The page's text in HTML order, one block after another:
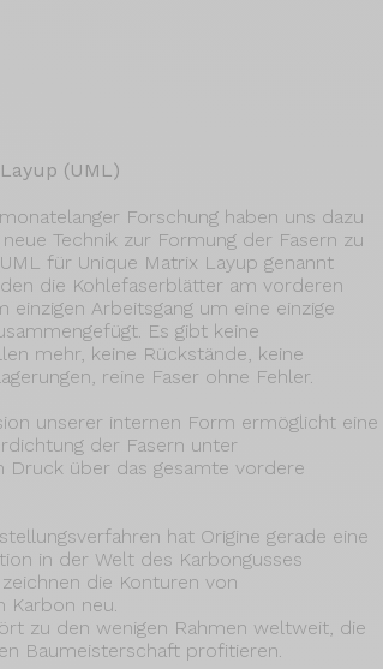
(UML)
Forschung haben uns dazu
Technik zur Formung der Fasern zu
für Unique Matrix Layup genannt
die Kohlefaserblätter am vorderen
einzigen Arbeitsgang um eine einzige
Es gibt keine
mehr, keine Rückstände, keine
reine Faser ohne Fehler.
unserer internen Form ermöglicht eine
der Fasern unter
Druck über das gesamte vordere
hat Origine gerade eine
in der Welt des Karbongusses
die Konturen von
Karbon neu.
zu den wenigen Rahmen weltweit, die
Baumeisterschaft profitieren.